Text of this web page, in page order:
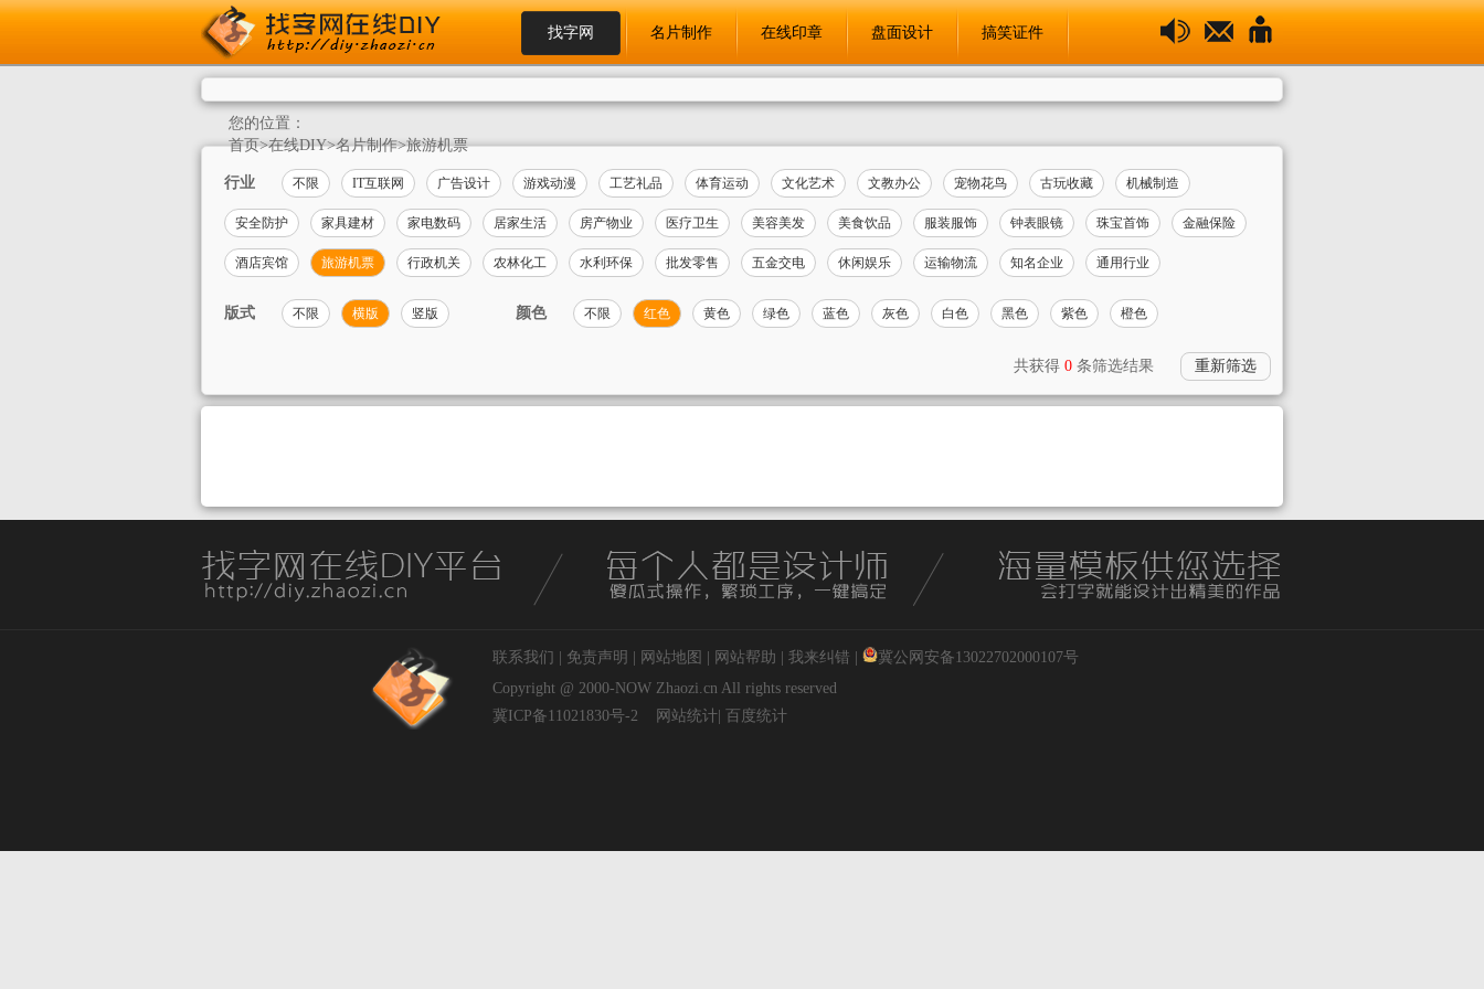
找字网 名片制作 在线印章 盘面设计 搞笑证件
您的位置：
首页>在线DIY>名片制作>旅游机票
行业 不限 IT互联网 广告设计 游戏动漫 工艺礼品 体育运动 文化艺术 文教办公 宠物花鸟 古玩收藏 机械制造
安全防护 家具建材 家电数码 居家生活 房产物业 医疗卫生 美容美发 美食饮品 服装服饰 钟表眼镜 珠宝首饰 金融保险
酒店宾馆 旅游机票 行政机关 农林化工 水利环保 批发零售 五金交电 休闲娱乐 运输物流 知名企业 通用行业
版式 不限 横版 竖版 颜色 不限 红色 黄色 绿色 蓝色 灰色 白色 黑色 紫色 橙色
共获得 0 条筛选结果 重新筛选
联系我们 免责声明 网站地图 网站帮助 我来纠错
冀公网安备13022702000107号
Copyright @ 2000-NOW Zhaozi.cn All rights reserved
冀ICP备11021830号-2
网站统计 百度统计